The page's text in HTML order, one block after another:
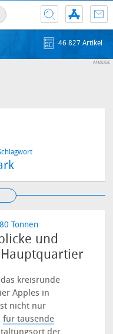
46 827 Artikel
Tonnen
und
kreisrunde
Apples in
nicht nur
für tausende
der